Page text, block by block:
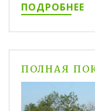
ПОДРОБНЕЕ
ПОЛНАЯ